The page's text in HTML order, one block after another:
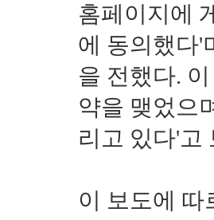
홈페이지에
에 동의했다'
을 전했다.
약을 맺었으
리고 있다'고
이 보도에 따